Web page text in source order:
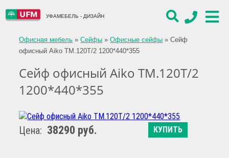
УФАМЕБЕЛЬ - ДИЗАЙН
Офисная мебель »Сейфы »Офисные сейфы »Сейф
офисный Aiko TM.120T/2 1200*440*355
Сейф офисный Aiko TM.120T/2
1200*440*355
Цена: 38290 руб. КУПИТЬ